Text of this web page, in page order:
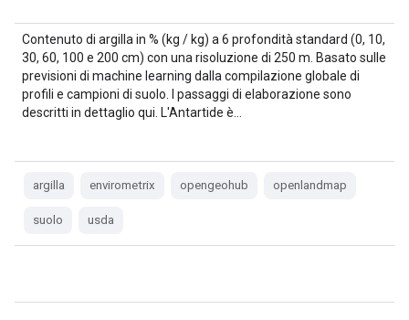
Contenuto di argilla in % (kg / kg) a 6 profondità standard (0, 10,
30, 60, 100 e 200 cm) con una risoluzione di 250 m. Basato sulle
previsioni di machine learning dalla compilazione globale di
profili e campioni di suolo. I passaggi di elaborazione sono
descritti in dettaglio qui. L'Antartide è…
argilla envirometrix opengeohub openlandmap
suolo usda